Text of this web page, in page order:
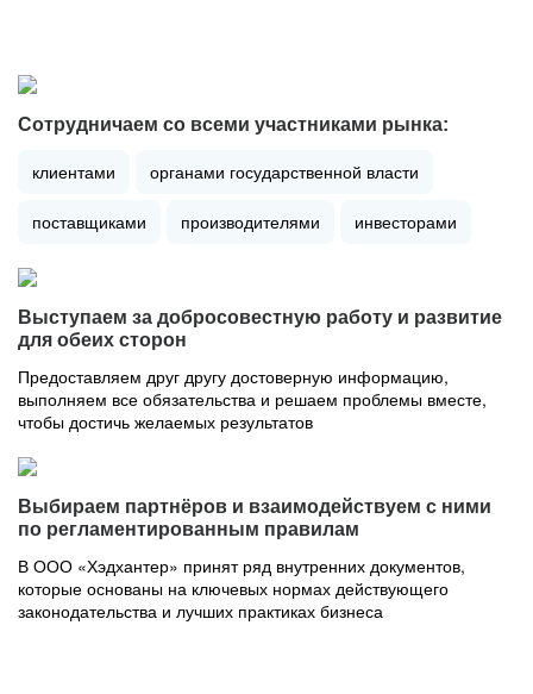
Сотрудничаем со всеми участниками рынка:
клиентами органами государственной власти
поставщиками производителями инвесторами
Выступаем за добросовестную работу и развитие
для обеих сторон
Предоставляем друг другу достоверную информацию,
выполняем все обязательства и решаем проблемы вместе,
чтобы достичь желаемых результатов
Выбираем партнёров и взаимодействуем с ними
по регламентированным правилам
В ООО «Хэдхантер» принят ряд внутренних документов,
которые основаны на ключевых нормах действующего
законодательства и лучших практиках бизнеса